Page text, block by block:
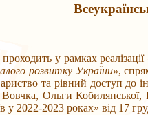
у рамках реалізації
розвитку України»,
та рівний доступ до
Ольги Кобилянської,
у 2022-2023 роках» від 17